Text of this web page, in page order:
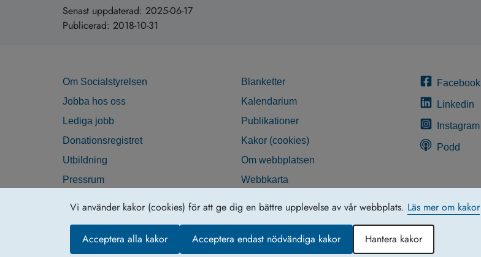
Vi använder kakor (cookies) för att ge dig en bättre upplevelse av vår webbplats. Läs mer om kakor
Acceptera alla kakor Acceptera endast nödvändiga kakor Hantera kakor
Senast uppdaterad: 2025-06-17
Publicerad: 2018-10-31
Om Socialstyrelsen
Jobba hos oss
Lediga jobb
Donationsregistret
Utbildning
Pressrum
Blanketter
Kalendarium
Publikationer
Kakor (cookies)
Om webbplatsen
Webbkarta
Facebook
Linkedin
Instagram
Podd